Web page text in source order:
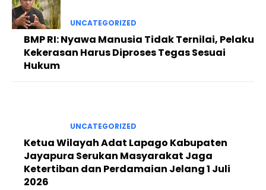
UNCATEGORIZED
BMP RI: Nyawa Manusia Tidak Ternilai, Pelaku
Kekerasan Harus Diproses Tegas Sesuai
Hukum
UNCATEGORIZED
Ketua Wilayah Adat Lapago Kabupaten
Jayapura Serukan Masyarakat Jaga
Ketertiban dan Perdamaian Jelang 1 Juli
2026